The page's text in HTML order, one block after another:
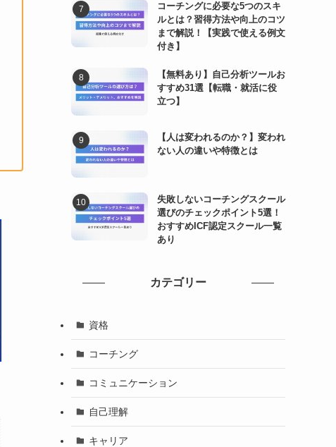
コーチングに必要な5つのスキ
ルとは？習得方法や向上のコツ
まで解説！【実践で使える例文
付き】
【無料あり】自己分析ツールお
すすめ31選【転職・就活に役
立つ】
【人は変われるのか？】変われ
ない人の違いや特徴とは
失敗しないコーチングスクール
選びのチェックポイント5選！
おすすめICF認定スクール一覧
あり
カテゴリー
資格
コーチング
コミュニケーション
自己理解
キャリア